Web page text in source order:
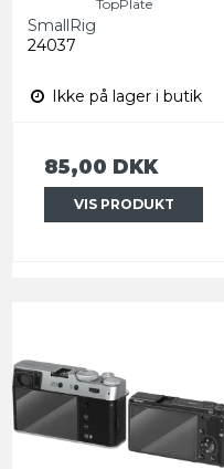
TopPlate
SmallRig
24037
Ikke på lager i butik
85,00 DKK
VIS PRODUKT